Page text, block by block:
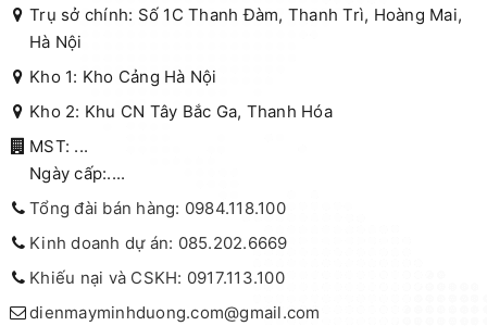
Trụ sở chính: Số 1C Thanh Đàm, Thanh Trì, Hoàng Mai,
Hà Nội
Kho 1: Kho Cảng Hà Nội
Kho 2: Khu CN Tây Bắc Ga, Thanh Hóa
MST: ...
Ngày cấp:....
Tổng đài bán hàng: 0984.118.100
Kinh doanh dự án: 085.202.6669
Khiếu nại và CSKH: 0917.113.100
dienmayminhduong.com@gmail.com